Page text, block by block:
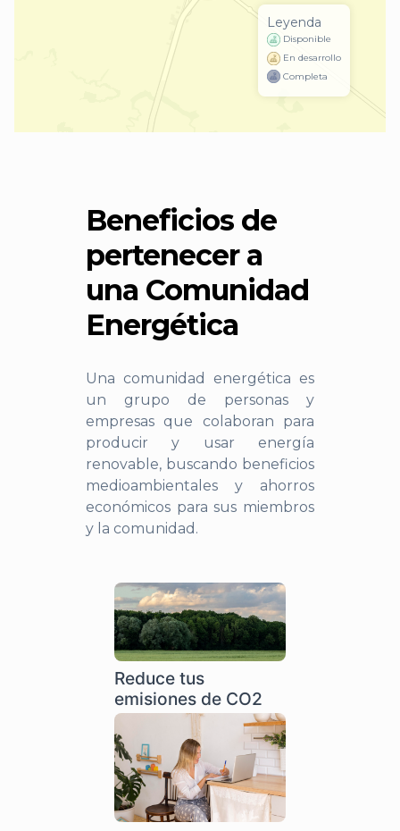
Leyenda
Disponible
En desarrollo
Completa
Beneficios de
pertenecer a
una Comunidad
Energética
Una comunidad energética es
un grupo de personas y
empresas que colaboran para
producir y usar energía
renovable, buscando beneficios
medioambientales y ahorros
económicos para sus miembros
y la comunidad.
Reduce tus
emisiones de CO2